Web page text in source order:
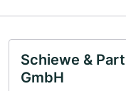
Schiewe &
GmbH